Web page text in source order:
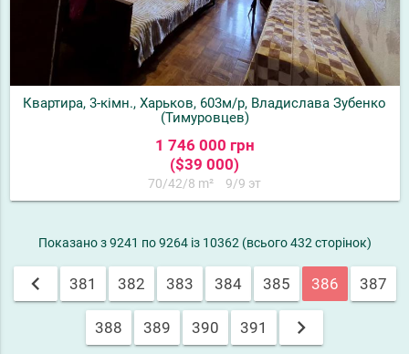
Квартира, 3-кімн., Харьков, 603м/р, Владислава Зубенко
(Тимуровцев)
1 746 000 грн
($39 000)
70/42/8 m² 9/9 эт
Показано з 9241 по 9264 із 10362 (всього 432 сторінок)
chevron_left 381 382 383 384 385 386 387
388 389 390 391 chevron_right